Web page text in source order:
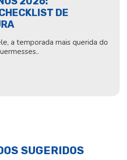
DE
a temporada mais querida do
SUGERIDOS